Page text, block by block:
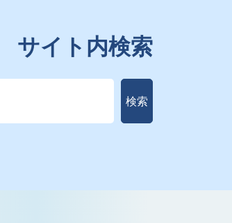
サイト内検索
検索